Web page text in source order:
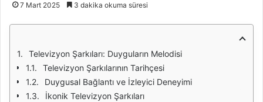
7 Mart 2025 3 dakika okuma süresi
Televizyon Şarkıları: Duyguların Melodisi
Televizyon Şarkılarının Tarihçesi
Duygusal Bağlantı ve İzleyici Deneyimi
İkonik Televizyon Şarkıları